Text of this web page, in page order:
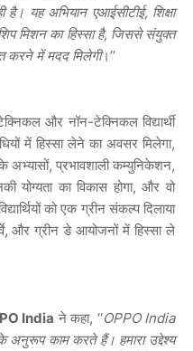
है। यह अभियान एआईसीटीई, शिक्षा
मिशन का हिस्सा है, जिससे संयुक्त
करने में मदद मिलेगी।’’
और नॉन-टेक्निकल विद्यार्थी
में हिस्सा लेने का अवसर मिलेगा,
प्रभावशाली कम्युनिकेशन,
योग्यता का विकास होगा, और वो
को एक ग्रीन संकल्प दिलाया
और ग्रीन डे आयोजनों में हिस्सा ले
India ने कहा, ‘‘OPPO India
काम करते हैं। हमारा उद्देश्य